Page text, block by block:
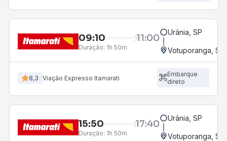
09:10 11:00
Duração: 1h 50m
Urânia, SP
Votuporanga, SP
8,3 Viação Expresso Itamarati
Embarque
direto
15:50 17:40
Duração: 1h 50m
Urânia, SP
Votuporanga, SP